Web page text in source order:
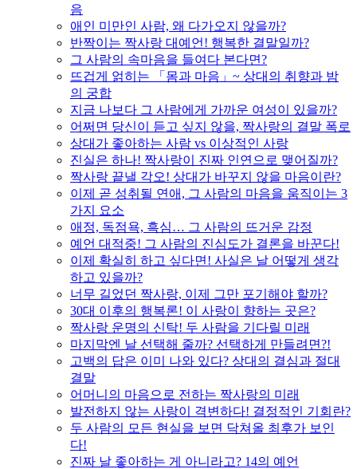
음
애인 미만인 사람, 왜 다가오지 않을까?
반짝이는 짝사랑 대예언! 행복한 결말일까?
그 사람의 속마음을 들여다 본다면?
뜨겁게 얽히는 「몸과 마음」~ 상대의 취향과 밤
의 궁합
지금 나보다 그 사람에게 가까운 여성이 있을까?
어쩌면 당신이 듣고 싶지 않을, 짝사랑의 결말 폭로
상대가 좋아하는 사람 vs 이상적인 사랑
진실은 하나! 짝사랑이 진짜 인연으로 맺어질까?
짝사랑 끝낼 각오! 상대가 바꾸지 않을 마음이란?
이제 곧 성취될 연애, 그 사람의 마음을 움직이는 3
가지 요소
애정, 독점욕, 흑심… 그 사람의 뜨거운 감정
예언 대적중! 그 사람의 진심도가 결론을 바꾼다!
이제 확실히 하고 싶다면! 사실은 날 어떻게 생각
하고 있을까?
너무 길었던 짝사랑, 이제 그만 포기해야 할까?
30대 이후의 행복론! 이 사랑이 향하는 곳은?
짝사랑 운명의 신탁! 두 사람을 기다릴 미래
마지막엔 날 선택해 줄까? 선택하게 만들려면?!
고백의 답은 이미 나와 있다? 상대의 결심과 절대
결말
어머니의 마음으로 전하는 짝사랑의 미래
발전하지 않는 사랑이 격변하다! 결정적인 기회란?
두 사람의 모든 현실을 보면 닥쳐올 최후가 보인
다!
진짜 날 좋아하는 게 아니라고? 14의 예언